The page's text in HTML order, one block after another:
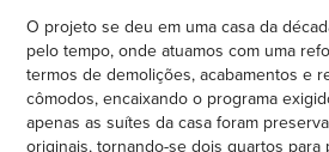
O projeto se deu em uma casa da
pelo tempo, onde atuamos com uma
termos de demolições, acabamentos e
cômodos, encaixando o programa
apenas as suítes da casa foram
originais, tornando-se dois quartos